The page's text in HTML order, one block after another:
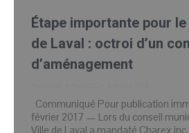
Étape importante pour
de Laval : octroi d’un
d’aménagement
Communiqué Pour publication
février 2017 — Lors du conseil
Ville de Laval a mandaté Charex